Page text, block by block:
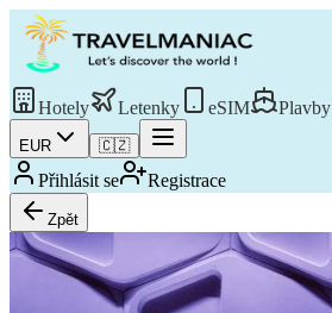
Hotely Letenky eSIM Plavby
EUR 🇨🇿
Přihlásit se Registrace
Zpět